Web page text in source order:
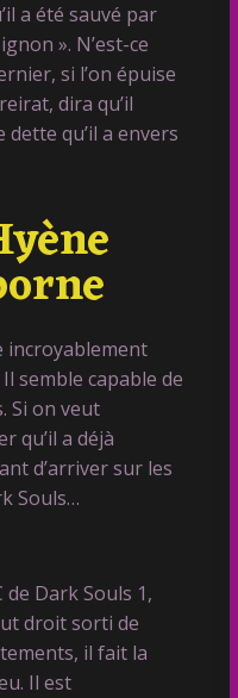
a été sauvé par
». N’est-ce
si l’on épuise
dira qu’il
dette qu’il a envers
incroyablement
semble capable de
Si on veut
qu’il a déjà
d’arriver sur les
Souls…
Dark Souls 1,
droit sorti de
il fait la
Il est